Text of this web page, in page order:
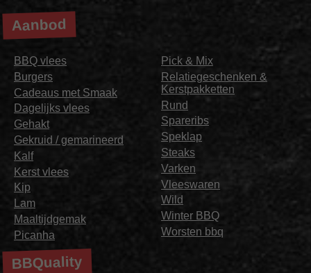
Aanbod
BBQ vlees
Burgers
Cadeaus met Smaak
Dagelijks vlees
Gehakt
Gekruid / gemarineerd
Kalf
Kerst vlees
Kip
Lam
Maaltijdgemak
Picanha
Pick & Mix
Relatiegeschenken &
Kerstpakketten
Rund
Spareribs
Speklap
Steaks
Varken
Vleeswaren
Wild
Winter BBQ
Worsten bbq
BBQuality